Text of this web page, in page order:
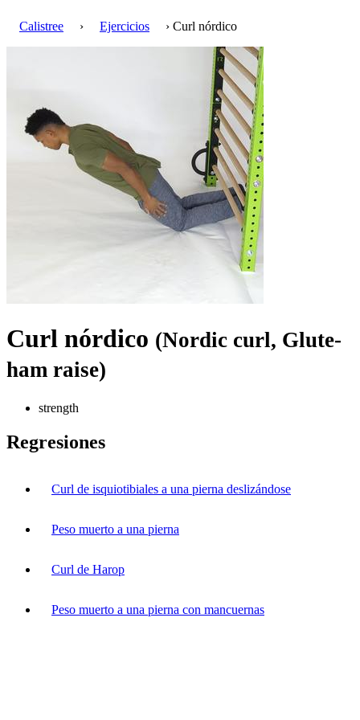
Calistree › Ejercicios › Curl nórdico
Curl nórdico (Nordic curl, Glute-
ham raise)
strength
Regresiones
Curl de isquiotibiales a una pierna deslizándose
Peso muerto a una pierna
Curl de Harop
Peso muerto a una pierna con mancuernas